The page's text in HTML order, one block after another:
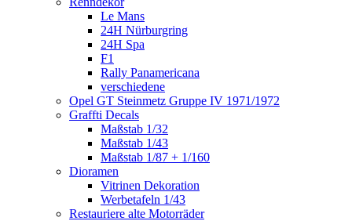
Le Mans
24H Nürburgring
24H Spa
F1
Rally Panamericana
verschiedene
Opel GT Steinmetz Gruppe IV 1971/1972
Graffti Decals
Maßstab 1/32
Maßstab 1/43
Maßstab 1/87 + 1/160
Dioramen
Vitrinen Dekoration
Werbetafeln 1/43
Restauriere alte Motorräder